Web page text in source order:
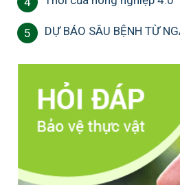
5 DỰ BÁO SÂU BỆNH TỪ